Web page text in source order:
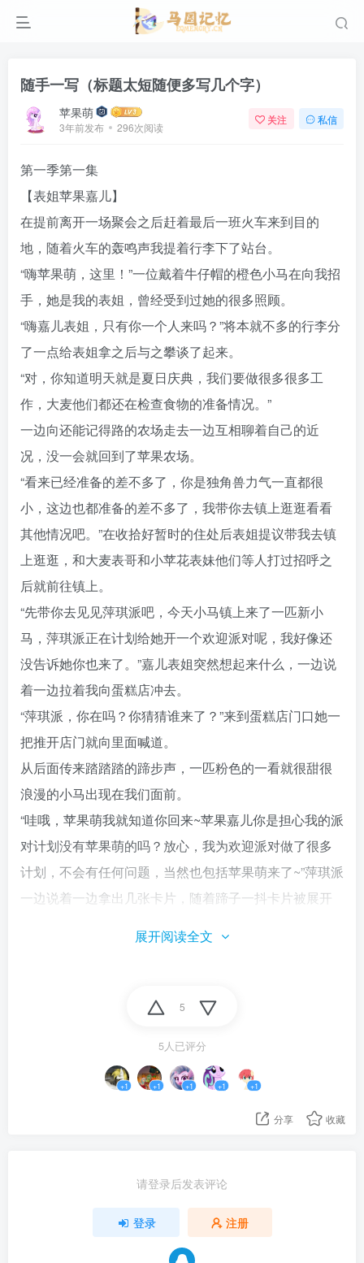
随手一写（标题太短随便多写几个字）
苹果萌
3年前发布 296次阅读
关注 私信
第一季第一集
【表姐苹果嘉儿】
在提前离开一场聚会之后赶着最后一班火车来到目的
地，随着火车的轰鸣声我提着行李下了站台。
“嗨苹果萌，这里！”一位戴着牛仔帽的橙色小马在向我招
手，她是我的表姐，曾经受到过她的很多照顾。
“嗨嘉儿表姐，只有你一个人来吗？”将本就不多的行李分
了一点给表姐拿之后与之攀谈了起来。
“对，你知道明天就是夏日庆典，我们要做很多很多工
作，大麦他们都还在检查食物的准备情况。”
一边向还能记得路的农场走去一边互相聊着自己的近
况，没一会就回到了苹果农场。
“看来已经准备的差不多了，你是独角兽力气一直都很
小，这边也都准备的差不多了，我带你去镇上逛逛看看
其他情况吧。”在收拾好暂时的住处后表姐提议带我去镇
上逛逛，和大麦表哥和小苹花表妹他们等人打过招呼之
后就前往镇上。
“先带你去见见萍琪派吧，今天小马镇上来了一匹新小
马，萍琪派正在计划给她开一个欢迎派对呢，我好像还
没告诉她你也来了。”嘉儿表姐突然想起来什么，一边说
着一边拉着我向蛋糕店冲去。
“萍琪派，你在吗？你猜猜谁来了？”来到蛋糕店门口她一
把推开店门就向里面喊道。
从后面传来踏踏踏的蹄步声，一匹粉色的一看就很甜很
浪漫的小马出现在我们面前。
“哇哦，苹果萌我就知道你回来~苹果嘉儿你是担心我的派
对计划没有苹果萌的吗？放心，我为欢迎派对做了很多
计划，不会有任何问题，当然也包括苹果萌来了~”萍琪派
一边说着一边拿出几张卡片，随着蹄子一抖卡片被展开
我和嘉儿表姐呆愣了一会互相看了一眼不约而同的笑了
“噗，不愧是你，那这样我就放心了，我再带苹果萌去其
表姐拍了拍我的肩膀，带我走出了蛋糕店，我挥手和萍
琪派告别着，期待着晚上的聚会。
“让我想想，接下来，让我们去看看瑞瑞那里怎么样了，
她负责夏日庆典的会场布置，你知道的，她在这方面非
前，嘉儿表姐敲了敲门便带我走了进去。
“瑞瑞，你的布置怎么样了？来看看是谁来了？”我们进来
的时候刚好看到一个蝴蝶结被绑了起来。
展开阅读全文
5
5人已评分
+1 +1 +1 +1 +1
分享 收藏
请登录后发表评论
登录 注册